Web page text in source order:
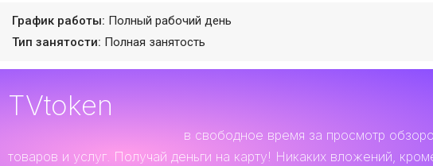
График работы: Полный рабочий день
Тип занятости: Полная занятость
TVtoken
в свободное время за просмотр
товаров и услуг. Получай деньги на карту! Никаких вложений,